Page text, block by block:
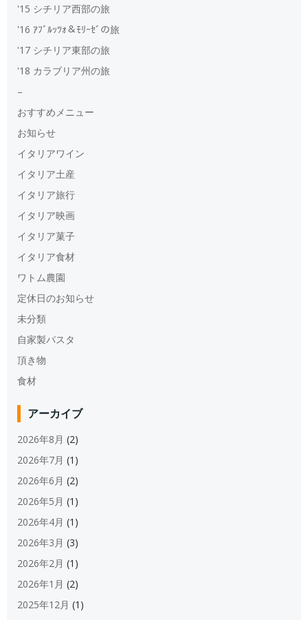
'15 シチリア西部の旅
'16 ｱﾌﾞﾙｯﾂｫ＆ﾓﾘｰｾﾞの旅
'17 シチリア東部の旅
'18 カラブリア州の旅
–
おすすめメニュー
お知らせ
イタリアワイン
イタリア土産
イタリア旅行
イタリア映画
イタリア菓子
イタリア食材
ワトム農園
定休日のお知らせ
未分類
自家製パスタ
頂き物
食材
アーカイブ
2026年8月 (2)
2026年7月 (1)
2026年6月 (2)
2026年5月 (1)
2026年4月 (1)
2026年3月 (3)
2026年2月 (1)
2026年1月 (2)
2025年12月 (1)